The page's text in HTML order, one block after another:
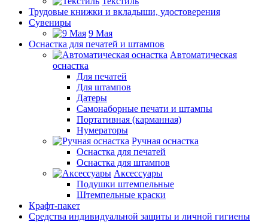
Трудовые книжки и вкладыши, удостоверения
Сувениры
9 Мая
Оснастка для печатей и штампов
Автоматическая
оснастка
Для печатей
Для штампов
Датеры
Самонаборные печати и штампы
Портативная (карманная)
Нумераторы
Ручная оснастка
Оснастка для печатей
Оснастка для штампов
Аксессуары
Подушки штемпельные
Штемпельные краски
Крафт-пакет
Средства индивидуальной защиты и личной гигиены